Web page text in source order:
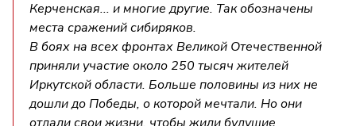
Керченская... и многие другие. Так обозначены
места сражений сибиряков.
В боях на всех фронтах Великой Отечественной
приняли участие около 250 тысяч жителей
Иркутской области. Больше половины из них не
дошли до Победы, о которой мечтали. Но они